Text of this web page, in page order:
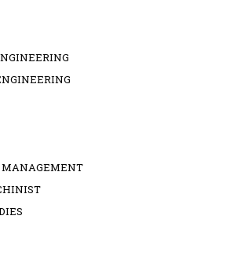
MANAGEMENT